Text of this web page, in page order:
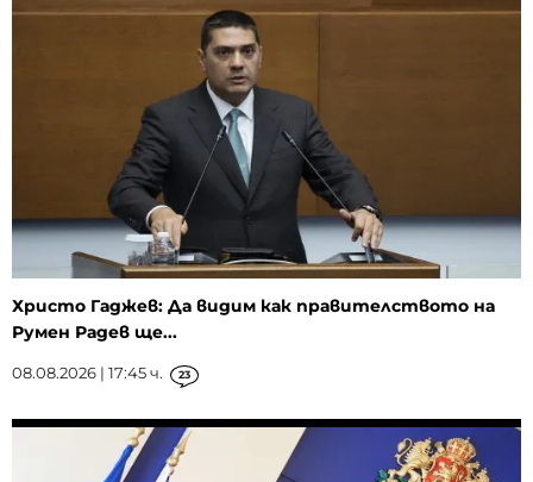
Христо Гаджев: Да видим как правителството на
Румен Радев ще...
08.08.2026 | 17:45 ч. 23